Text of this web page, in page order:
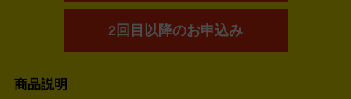
2回目以降のお申込み
商品説明